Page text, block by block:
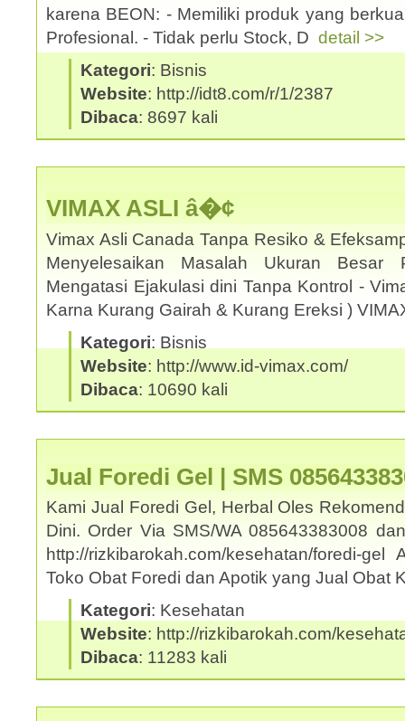
karena BEON: - Memiliki produk yang
Profesional. - Tidak perlu Stock, D detail >>
Kategori: Bisnis
Website: http://idt8.com/r/1/2387
Dibaca: 8697 kali
VIMAX ASLI â�¢
Vimax Asli Canada Tanpa Resiko &
Menyelesaikan Masalah Ukuran
Mengatasi Ejakulasi dini Tanpa Kontrol -
Karna Kurang Gairah & Kurang Ereksi )
Kategori: Bisnis
Website: http://www.id-vimax.com/
Dibaca: 10690 kali
Jual Foredi Gel | SMS
Kami Jual Foredi Gel, Herbal Oles
Dini. Order Via SMS/WA 085643383008
http://rizkibarokah.com/kesehatan/foredi-
Toko Obat Foredi dan Apotik yang Jual Obat
Kategori: Kesehatan
Website: http://rizkibarokah.com/
Dibaca: 11283 kali